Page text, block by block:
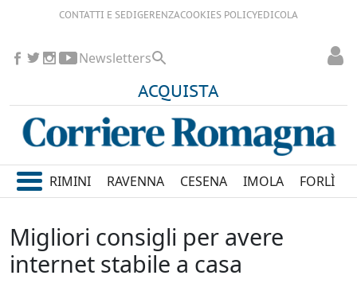
CONTATTI E SEDIGERENZACOOKIES POLICYEDICOLA
ACQUISTA
Newsletters
RIMINI RAVENNA CESENA IMOLA FORLÌ
Migliori consigli per avere
internet stabile a casa